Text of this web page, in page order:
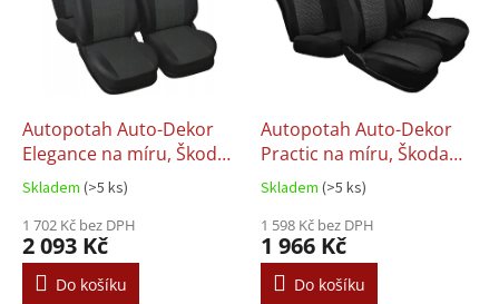
dAutopotah Auto-Dekor
Elegance na míru, Škoda
Citigo (11+)
Skladem (>5 ks)
1 702 Kč bez DPH
2 093 Kč
Do košíku
Autopotah Auto-Dekor
Practic na míru, Škoda
Roomster (06-15)
Skladem (>5 ks)
1 598 Kč bez DPH
1 966 Kč
Do košíku